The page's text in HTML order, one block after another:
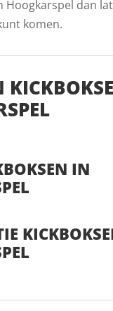
Hoogkarspel dan
komen.
IN